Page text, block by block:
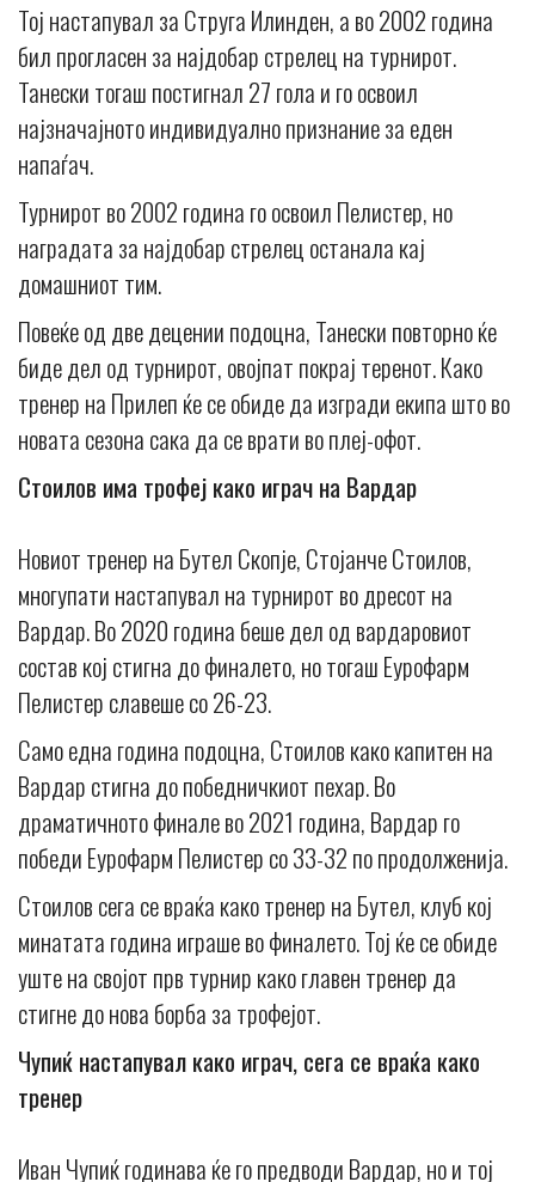
Тој настапувал за Струга Илинден, а во 2002 година
бил прогласен за најдобар стрелец на турнирот.
Танески тогаш постигнал 27 гола и го освоил
најзначајното индивидуално признание за еден
напаѓач.
Турнирот во 2002 година го освоил Пелистер, но
наградата за најдобар стрелец останала кај
домашниот тим.
Повеќе од две децении подоцна, Танески повторно ќе
биде дел од турнирот, овојпат покрај теренот. Како
тренер на Прилеп ќе се обиде да изгради екипа што во
новата сезона сака да се врати во плеј-офот.
Стоилов има трофеј како играч на Вардар
Новиот тренер на Бутел Скопје, Стојанче Стоилов,
многупати настапувал на турнирот во дресот на
Вардар. Во 2020 година беше дел од вардаровиот
состав кој стигна до финалето, но тогаш Еурофарм
Пелистер славеше со 26-23.
Само една година подоцна, Стоилов како капитен на
Вардар стигна до победничкиот пехар. Во
драматичното финале во 2021 година, Вардар го
победи Еурофарм Пелистер со 33-32 по продолженија.
Стоилов сега се враќа како тренер на Бутел, клуб кој
минатата година играше во финалето. Тој ќе се обиде
уште на својот прв турнир како главен тренер да
стигне до нова борба за трофејот.
Чупиќ настапувал како играч, сега се враќа како
тренер
Иван Чупиќ годинава ќе го предводи Вардар, но и тој